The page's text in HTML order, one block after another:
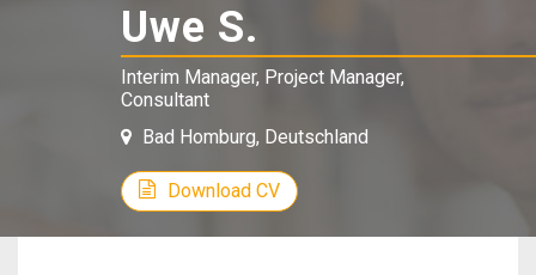
Uwe S.
Interim
Manager,
Project
Manager,
Interim Manager, Project Manager,
Consultant
Bad Homburg, Deutschland
Download CV